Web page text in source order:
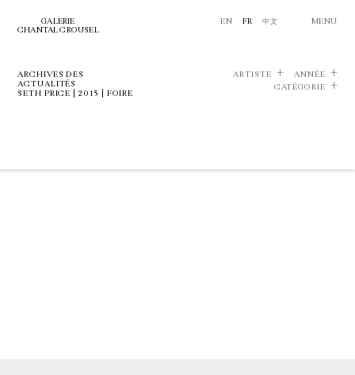
GALERIE
CHANTAL CROUSEL
EN FR 中文 MENU
ARCHIVES DES
ACTUALITÉS
SETH PRICE | 2015 | FOIRE
ARTISTE
ANNÉE
CATÉGORIE